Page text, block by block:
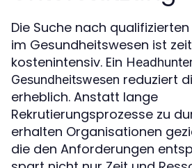
Die Suche nach
im Gesundheitswesen ist
kostenintensiv. Ein
Gesundheitswesen reduziert
erheblich. Anstatt lange
Rekrutierungsprozesse zu
erhalten Organisationen
die den Anforderungen